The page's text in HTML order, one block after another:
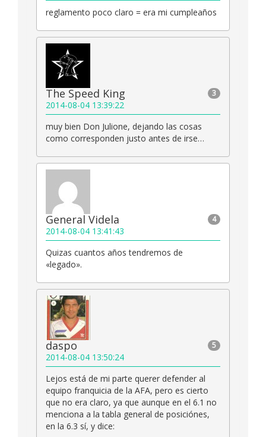
reglamento poco claro = era mi cumpleaños
3
The Speed King
2014-08-04 13:39:22
muy bien Don Julione, dejando las cosas
como corresponden justo antes de irse…
4
General Videla
2014-08-04 13:41:43
Quizas cuantos años tendremos de
«legado».
5
daspo
2014-08-04 13:50:24
Lejos está de mi parte querer defender al
equipo franquicia de la AFA, pero es cierto
que no era claro, ya que aunque en el 6.1 no
menciona a la tabla general de posiciónes,
en la 6.3 sí, y dice: